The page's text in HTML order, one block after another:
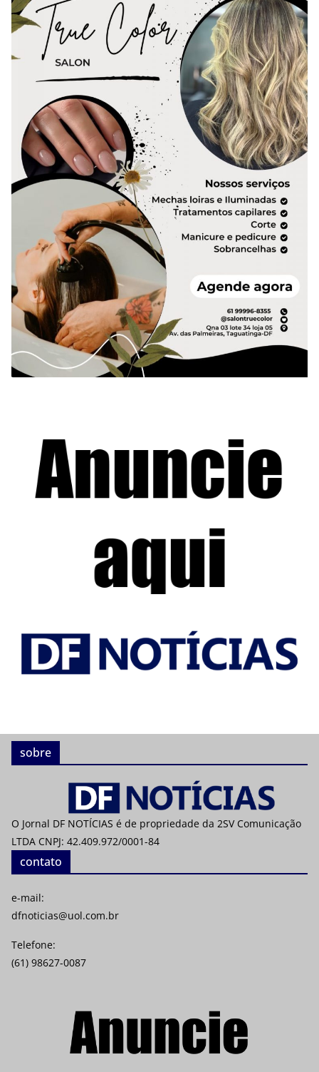
sobre
O Jornal DF NOTÍCIAS é de propriedade da 2SV Comunicação
LTDA CNPJ: 42.409.972/0001-84
contato
e-mail:
dfnoticias@uol.com.br
Telefone:
(61) 98627-0087